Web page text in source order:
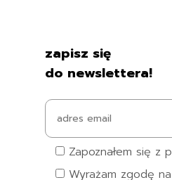
zapisz się
do newslettera!
Zapoznałem się z
Wyrażam zgodę